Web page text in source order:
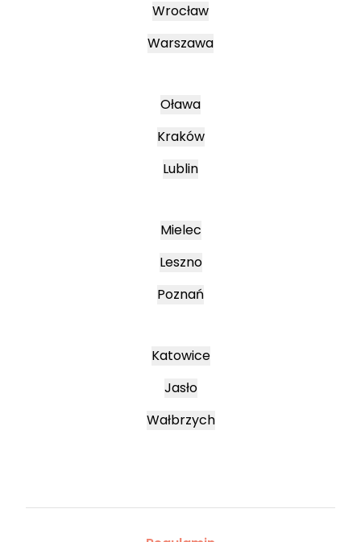
Wrocław
Warszawa
Oława
Kraków
Lublin
Mielec
Leszno
Poznań
Katowice
Jasło
Wałbrzych